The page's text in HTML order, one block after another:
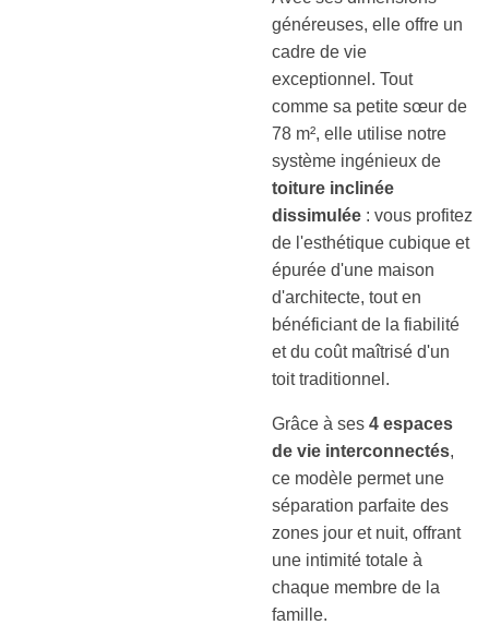
généreuses, elle offre un
cadre de vie
exceptionnel. Tout
comme sa petite sœur de
78 m², elle utilise notre
système ingénieux de
toiture inclinée
dissimulée : vous profitez
de l'esthétique cubique et
épurée d'une maison
d'architecte, tout en
bénéficiant de la fiabilité
et du coût maîtrisé d'un
toit traditionnel.
Grâce à ses 4 espaces
de vie interconnectés,
ce modèle permet une
séparation parfaite des
zones jour et nuit, offrant
une intimité totale à
chaque membre de la
famille.